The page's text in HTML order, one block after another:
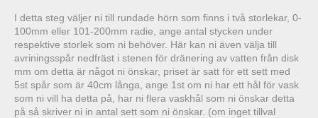
I detta steg väljer ni till rundade hörn som finns i två storlekar, 0-
100mm eller 101-200mm radie, ange antal stycken under
respektive storlek som ni behöver. Här kan ni även välja till
avriningsspår nedfräst i stenen för dränering av vatten från disk
mm om detta är något ni önskar, priset är satt för ett sett med
5st spår som är 40cm långa, ange 1st om ni har ett hål för vask
som ni vill ha detta på, har ni flera vaskhål som ni önskar detta
på så skriver ni in antal sett som ni önskar. (om inget tillval